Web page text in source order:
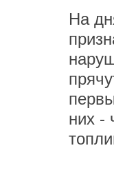
На
них -